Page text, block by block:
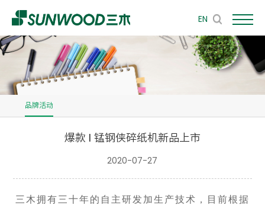
EN
品牌活动
爆款 l 锰钢侠碎纸机新品上市
2020-07-27
三木拥有三十年的自主研发加生产技术，目前根据